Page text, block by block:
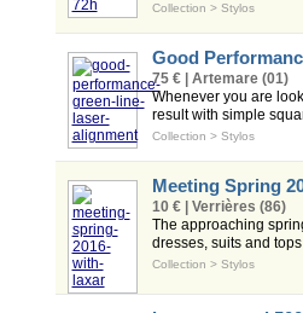
Collection > Stylos
Good
75 € | Artemare (01)
Whenever you are
result with simple
Collection > Stylos
Meeting Spring
10 € | Verrières (86)
The approaching
dresses, suits and
Collection > Stylos